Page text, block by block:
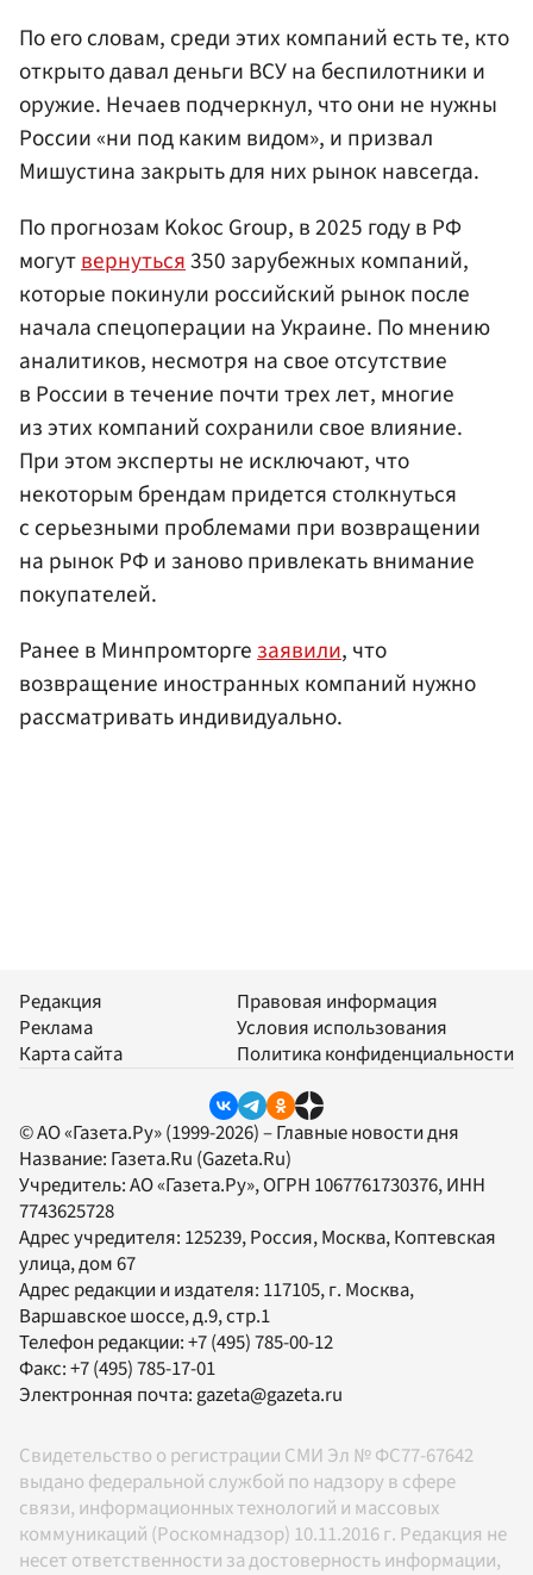
По его словам, среди этих компаний есть те, кто
открыто давал деньги ВСУ на беспилотники и
оружие. Нечаев подчеркнул, что они не нужны
России «ни под каким видом», и призвал
Мишустина закрыть для них рынок навсегда.
По прогнозам Kokoc Group, в 2025 году в РФ
могутвернуться350 зарубежных компаний,
которые покинули российский рынок после
начала спецоперации на Украине. По мнению
аналитиков, несмотря на свое отсутствие
в России в течение почти трех лет, многие
из этих компаний сохранили свое влияние.
При этом эксперты не исключают, что
некоторым брендам придется столкнуться
с серьезными проблемами при возвращении
на рынок РФ и заново привлекать внимание
покупателей.
Ранее в Минпромторгезаявили, что
возвращение иностранных компаний нужно
рассматривать индивидуально.
Редакция
Реклама
Карта сайта
Правовая информация
Условия использования
Политика конфиденциальности
© АО «Газета.Ру» (1999-2026) – Главные новости дня
Название: Газета.Ru (Gazeta.Ru)
Учредитель:АО «Газета.Ру», ОГРН 1067761730376, ИНН
7743625728
Адрес учредителя: 125239, Россия, Москва, Коптевская
улица, дом 67
Адрес редакции и издателя: 117105, г. Москва,
Варшавское шоссе, д.9, стр.1
Телефон редакции:+7 (495) 785-00-12
Факс:+7 (495) 785-17-01
Электронная почта:gazeta@gazeta.ru
Свидетельство о регистрации СМИ Эл № ФС77-67642
выдано федеральной службой по надзору в сфере
связи, информационных технологий и массовых
коммуникаций (Роскомнадзор) 10.11.2016 г. Редакция не
несет ответственности за достоверность информации,